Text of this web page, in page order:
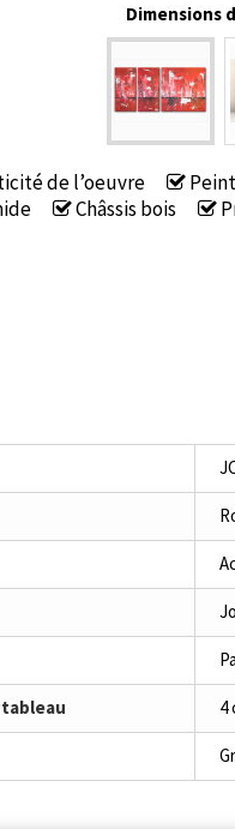
Dimensions
de l’oeuvre
Châssis bois
4